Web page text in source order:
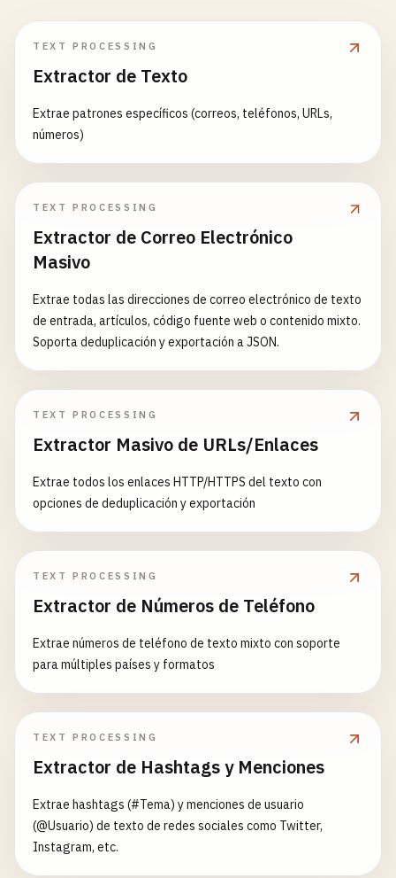
TEXT PROCESSING
Extractor de Texto
Extrae patrones específicos (correos, teléfonos, URLs,
números)
TEXT PROCESSING
Extractor de Correo Electrónico
Masivo
Extrae todas las direcciones de correo electrónico de texto
de entrada, artículos, código fuente web o contenido mixto.
Soporta deduplicación y exportación a JSON.
TEXT PROCESSING
Extractor Masivo de URLs/Enlaces
Extrae todos los enlaces HTTP/HTTPS del texto con
opciones de deduplicación y exportación
TEXT PROCESSING
Extractor de Números de Teléfono
Extrae números de teléfono de texto mixto con soporte
para múltiples países y formatos
TEXT PROCESSING
Extractor de Hashtags y Menciones
Extrae hashtags (#Tema) y menciones de usuario
(@Usuario) de texto de redes sociales como Twitter,
Instagram, etc.